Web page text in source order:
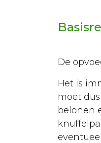
ziektes
EHBO
Rassen
Sterilisatie
Algemeen
De
Het is
moet
belonen